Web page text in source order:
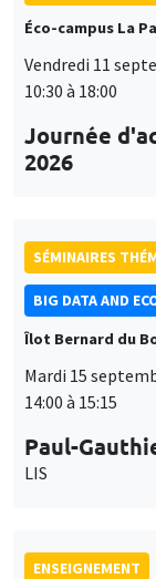
Éco-campus La
Vendredi 11
10:30 à 18:00
Journée
2026
SÉMINAIRES
BIG DATA AND
Îlot Bernard du
Mardi 15
14:00 à 15:15
Paul-
LIS
ENSEIGNEMENT